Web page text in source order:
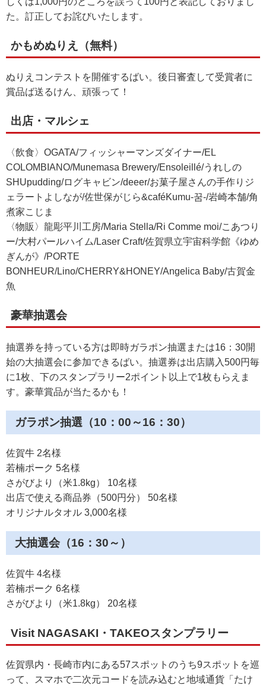
た。訂正してお詫びいたします。
かもめぬりえ（無料）
ぬりえコンテストを開催するばい。後日審査して受賞者に
賞品ば送るけん、頑張って！
出店・マルシェ
〈飲食〉OGATA/フィッシャーマンズダイナー/EL
COLOMBIANO/Munemasa Brewery/Ensoleillé/うれしの
SHUpudding/ログキャビン/deeer/お菓子屋さんの手作りジ
ェラートよしなが/佐世保がじら&caféKumu-꿈-/岩崎本舗/角
煮家こじま
〈物販〉龍彫平川工房/Maria Stella/Ri Comme moi/こあつり
ー/大村パールハイム/Laser Craft/佐賀県立宇宙科学館《ゆめ
ぎんが》/PORTE
BONHEUR/Lino/CHERRY&HONEY/Angelica Baby/古賀金
魚
豪華抽選会
抽選券を持っている方は即時ガラポン抽選または16：30開
始の大抽選会に参加できるばい。抽選券は出店購入500円毎
に1枚、下のスタンプラリー2ポイント以上で1枚もらえま
す。豪華賞品が当たるかも！
ガラポン抽選（10：00～16：30）
佐賀牛 2名様
若楠ポーク 5名様
さがびより（米1.8kg） 10名様
出店で使える商品券（500円分） 50名様
オリジナルタオル 3,000名様
大抽選会（16：30～）
佐賀牛 4名様
若楠ポーク 6名様
さがびより（米1.8kg） 20名様
Visit NAGASAKI・TAKEOスタンプラリー
佐賀県内・長崎市内にある57スポットのうち9スポットを巡
って、スマホで二次元コードを読み込むと地域通貨「たけ